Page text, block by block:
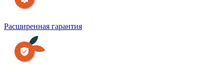
Расширенная гарантия